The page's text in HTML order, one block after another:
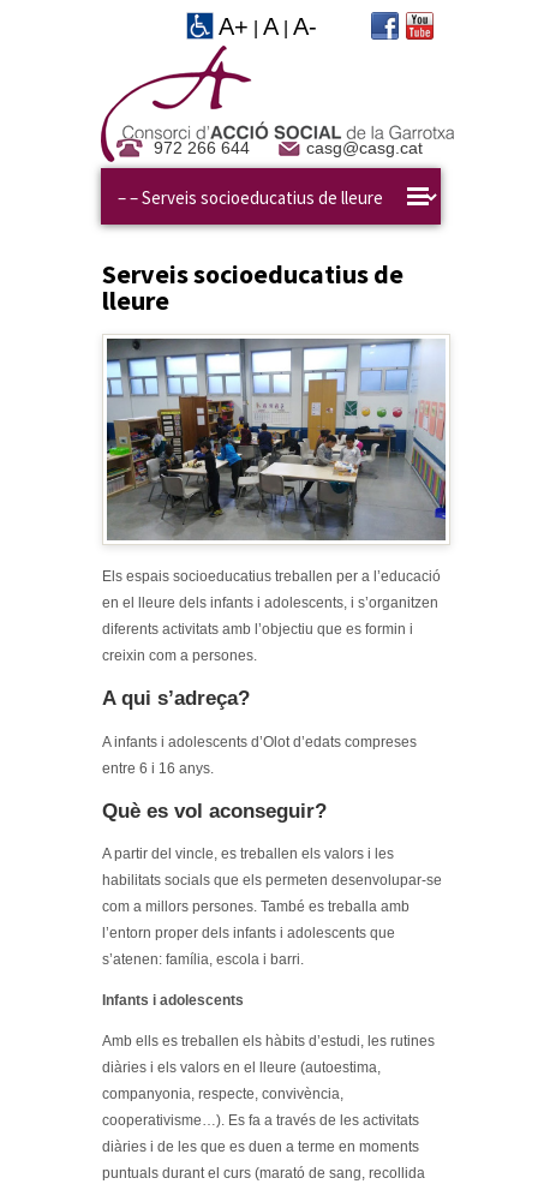
A+ A A-
972 266 644 casg@casg.cat
Serveis socioeducatius de
lleure
Els espais socioeducatius treballen per a l’educació
en el lleure dels infants i adolescents, i s’organitzen
diferents activitats amb l’objectiu que es formin i
creixin com a persones.
A qui s’adreça?
A infants i adolescents d’Olot d’edats compreses
entre 6 i 16 anys.
Què es vol aconseguir?
A partir del vincle, es treballen els valors i les
habilitats socials que els permeten desenvolupar-se
com a millors persones. També es treballa amb
l’entorn proper dels infants i adolescents que
s’atenen: família, escola i barri.
Infants i adolescents
Amb ells es treballen els hàbits d’estudi, les rutines
diàries i els valors en el lleure (autoestima,
companyonia, respecte, convivència,
cooperativisme…). Es fa a través de les activitats
diàries i de les que es duen a terme en moments
puntuals durant el curs (marató de sang, recollida